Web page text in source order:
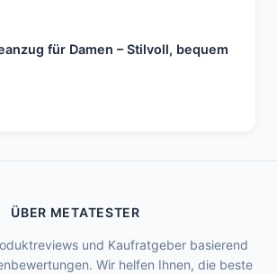
für Damen – Stilvoll, bequem
ÜBER METATESTER
und Kaufratgeber basierend
Wir helfen Ihnen, die beste